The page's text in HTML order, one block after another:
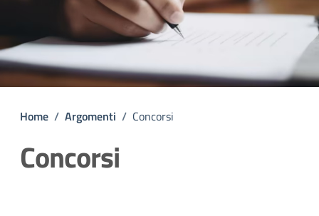
Home / Argomenti / Concorsi
Concorsi